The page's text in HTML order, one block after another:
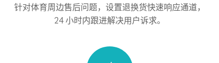
针对体育周边售后问题，设置退换货快速响应通道，
24 小时内跟进解决用户诉求。